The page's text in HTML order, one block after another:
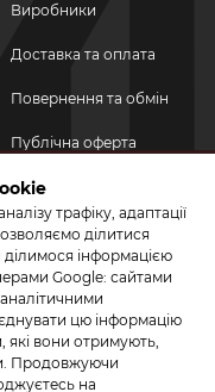
Виробники
Доставка та оплата
Повернення та обмін
Публічна оферта
Політика
конфіденційності
трафіку, адаптації
ділитися
інформацією
Google: сайтами
цю інформацію
які вони отримують,
Продовжуючи
на